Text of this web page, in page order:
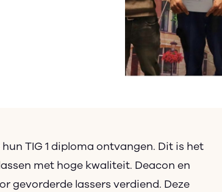
TIG 1 diploma ontvangen. Dit is het
met hoge kwaliteit. Deacon en
gevorderde lassers verdiend. Deze